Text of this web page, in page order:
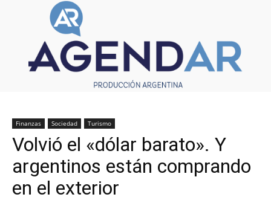
Finanzas Sociedad Turismo
Volvió el «dólar barato». Y
argentinos están comprando
en el exterior